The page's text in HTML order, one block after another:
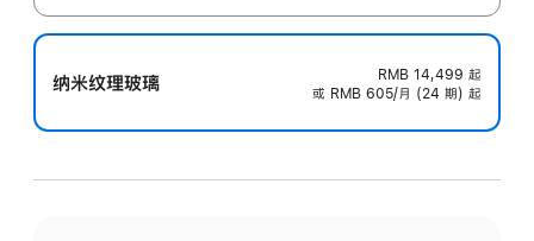
纳米纹理玻璃 RMB 14,499 起
或 RMB 605/月 (24 期) 起